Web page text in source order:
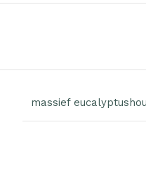
massief